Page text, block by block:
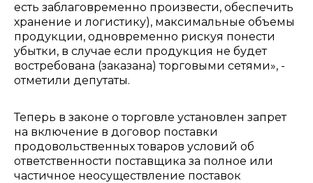
есть заблаговременно произвести, обеспечить
хранение и логистику), максимальные объемы
продукции, одновременно рискуя понести
убытки, в случае если продукция не будет
востребована (заказана) торговыми сетями», -
отметили депутаты.
Теперь в законе о торговле установлен запрет
на включение в договор поставки
продовольственных товаров условий об
ответственности поставщика за полное или
частичное неосуществление поставок